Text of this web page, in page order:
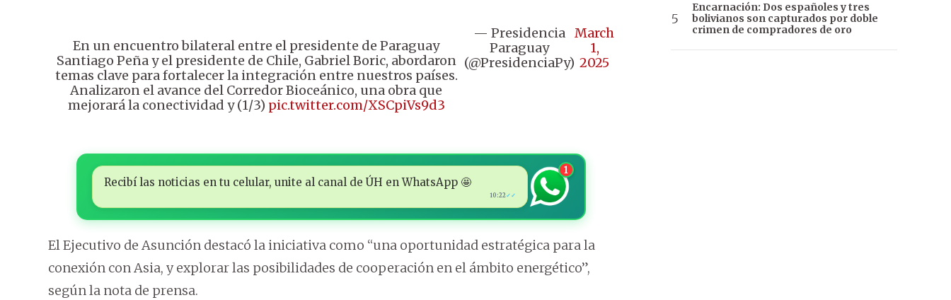
En un encuentro bilateral entre el presidente de Paraguay
Santiago Peña y el presidente de Chile, Gabriel Boric, abordaron
temas clave para fortalecer la integración entre nuestros países.
Analizaron el avance del Corredor Bioceánico, una obra que
mejorará la conectividad y (1/3) pic.twitter.com/XSCpiVs9d3
— Presidencia
Paraguay
(@PresidenciaPy)
March
1,
2025
Recibí las noticias en tu celular, unite al canal de ÚH en WhatsApp 🤩
10:22✓✓
1
El Ejecutivo de Asunción destacó la iniciativa como “una oportunidad estratégica para la
conexión con Asia, y explorar las posibilidades de cooperación en el ámbito energético”,
según la nota de prensa.
Encarnación: Dos españoles y tres
bolivianos son capturados por doble
crimen de compradores de oro